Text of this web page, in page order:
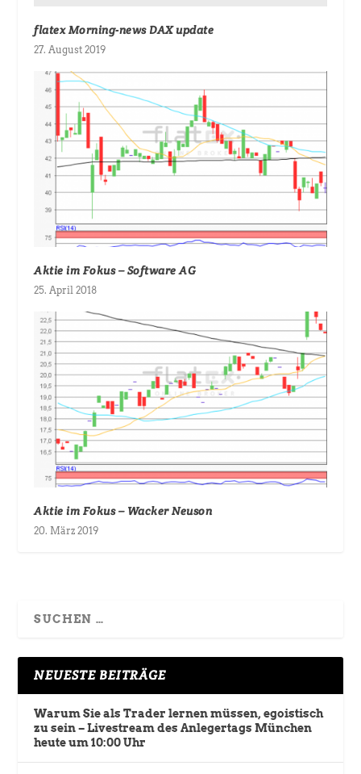
flatex Morning-news DAX update
27. August 2019
Aktie im Fokus – Software AG
25. April 2018
Aktie im Fokus – Wacker Neuson
20. März 2019
NEUESTE BEITRÄGE
Warum Sie als Trader lernen müssen, egoistisch
zu sein – Livestream des Anlegertags München
heute um 10:00 Uhr